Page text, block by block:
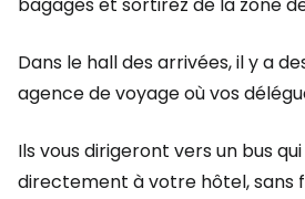
Dans le hall des arrivées, il y a
agence de voyage où vos
Ils vous dirigeront vers un bus
directement à votre hôtel, sans